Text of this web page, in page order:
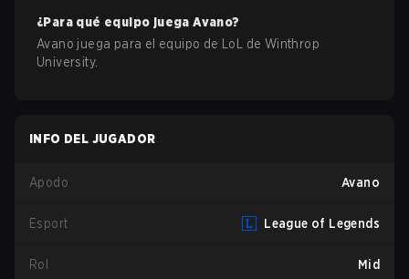
¿Para qué equipo juegaAvano?
Avano juega para el equipo de LoL de Winthrop
University.
INFO DEL JUGADOR
Apodo Avano
Esport League of Legends
Rol Mid